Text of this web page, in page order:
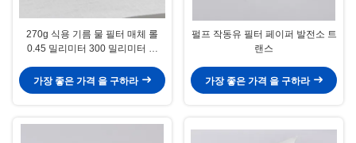
270g 식용 기름 물 필터 매체 롤
0.45 밀리미터 300 밀리미터 Ｘ
가장 좋은 가격 을 구하라
펄프 작동유 필터 페이퍼 발전소 트
랜스
가장 좋은 가격 을 구하라